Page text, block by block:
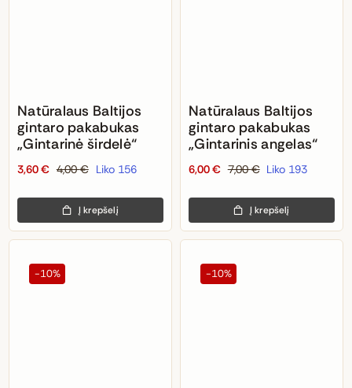
Natūralaus Baltijos
gintaro pakabukas
„Gintarinė širdelė“
4,00€
Original
was:
4,00 €.
3,60€
Current
is:
3,60 €.
Liko 156
Į krepšelį
Natūralaus Baltijos
gintaro pakabukas
„Gintarinis angelas“
7,00€
Original
was:
7,00 €.
6,00€
Current
is:
6,00 €.
Liko 193
Į krepšelį
-10% -10%